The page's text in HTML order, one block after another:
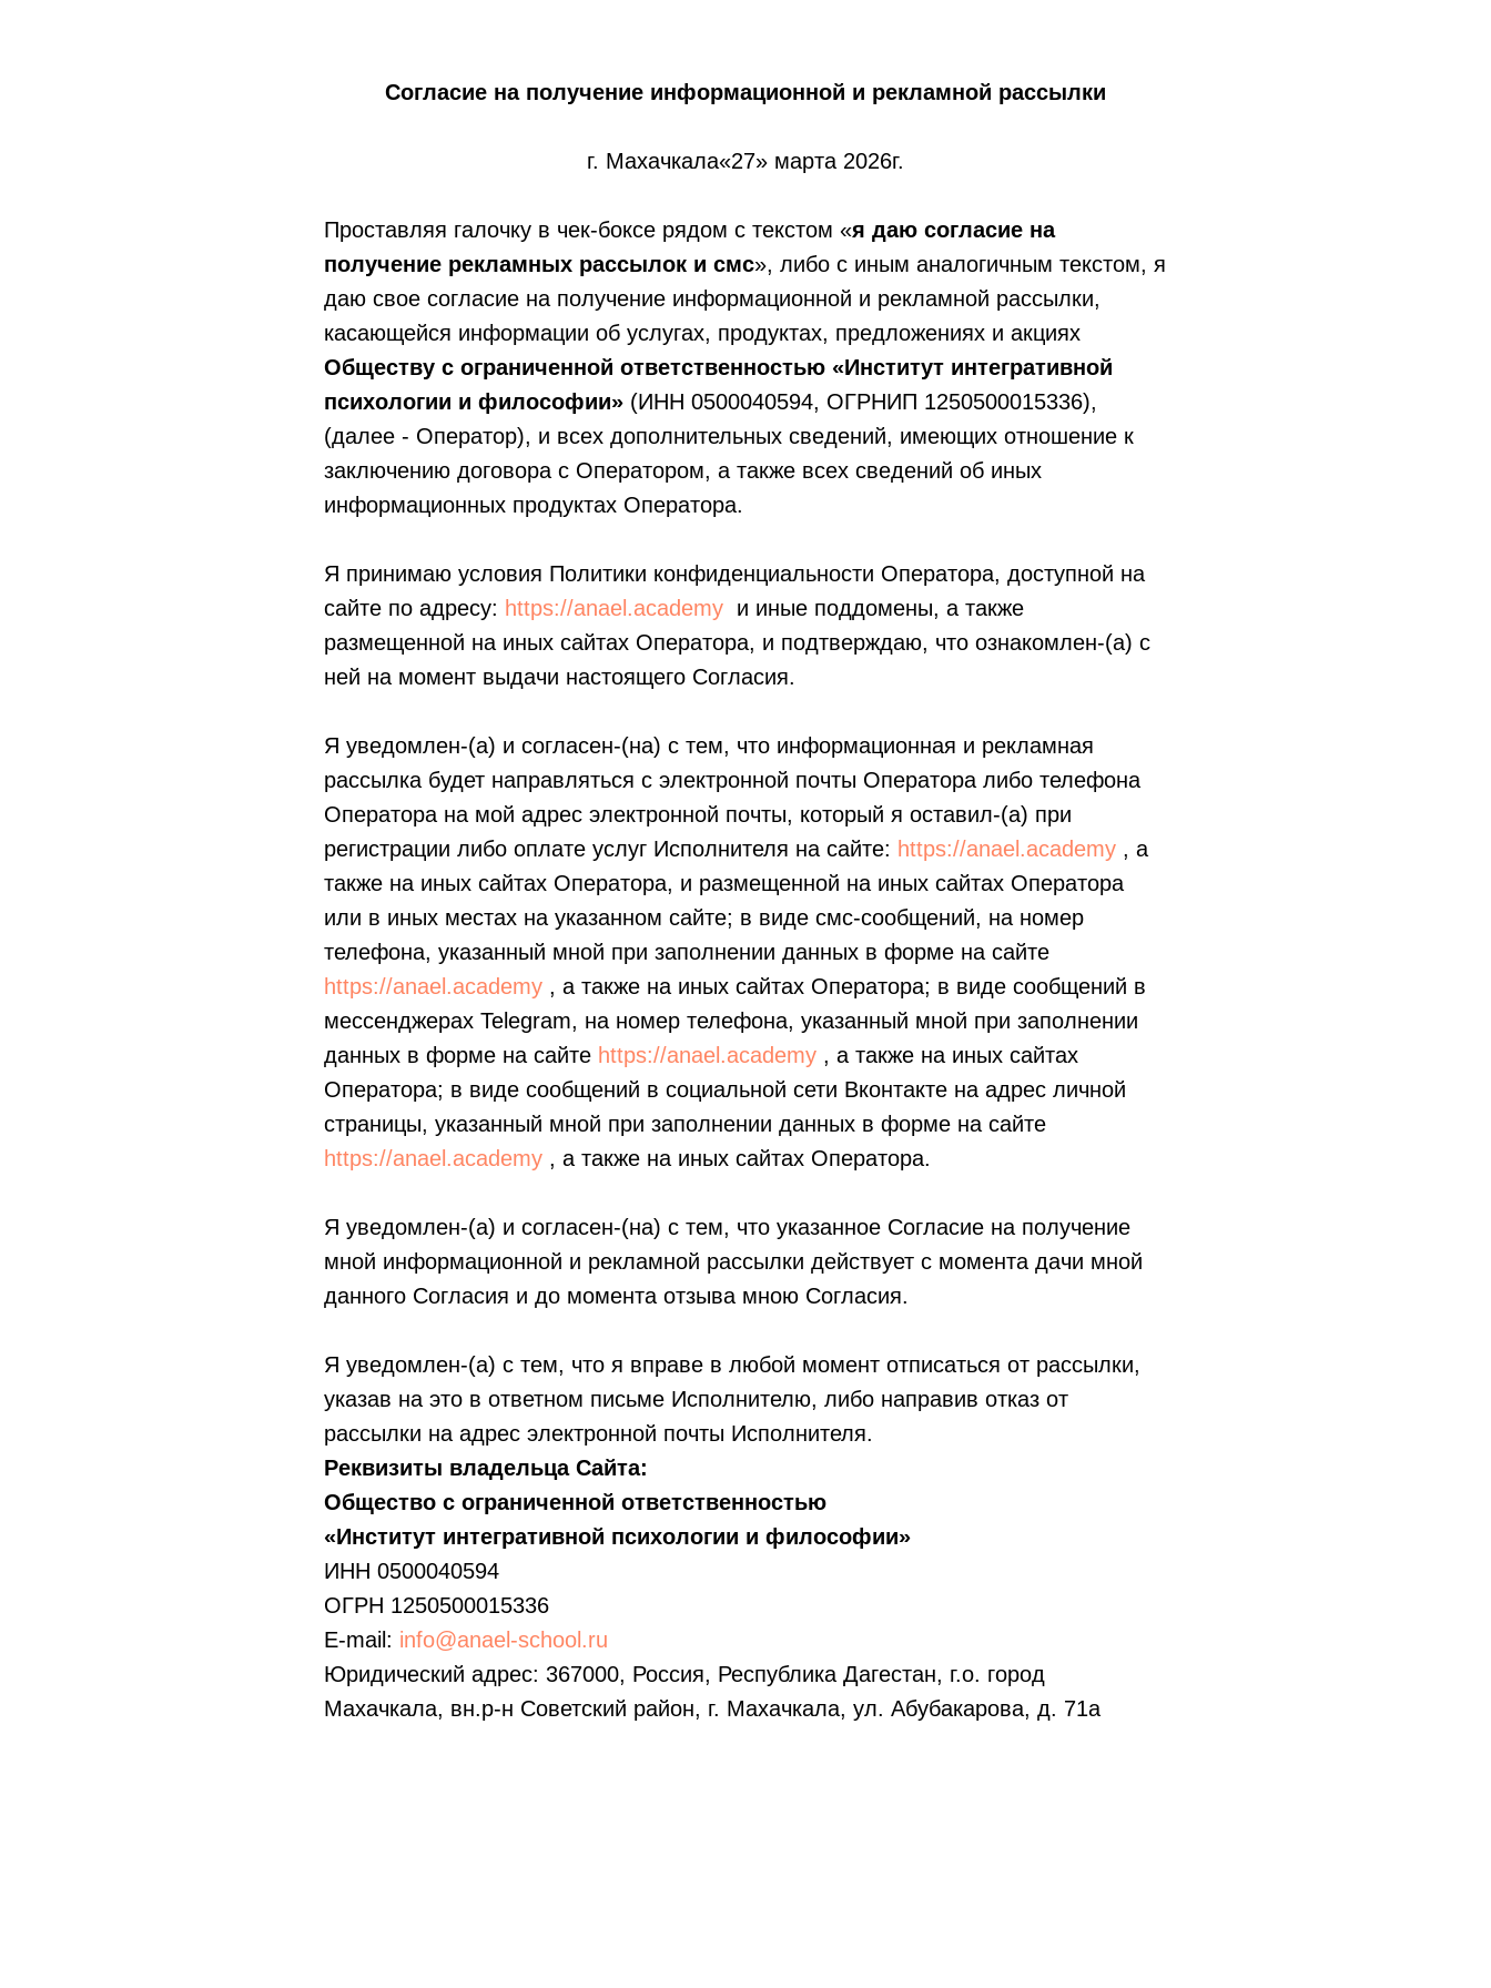
Согласие на получение информационной и рекламной рассылки
г. Махачкала«27» марта 2026г.
Проставляя галочку в чек-боксе рядом с текстом «я даю согласие на
получение рекламных рассылок и смс», либо с иным аналогичным текстом, я
даю свое согласие на получение информационной и рекламной рассылки,
касающейся информации об услугах, продуктах, предложениях и акциях
Обществу с ограниченной ответственностью «Институт интегративной
психологии и философии» (ИНН 0500040594, ОГРНИП 1250500015336),
(далее - Оператор), и всех дополнительных сведений, имеющих отношение к
заключению договора с Оператором, а также всех сведений об иных
информационных продуктах Оператора.
Я принимаю условия Политики конфиденциальности Оператора, доступной на
сайте по адресу: https://anael.academy и иные поддомены, а также
размещенной на иных сайтах Оператора, и подтверждаю, что ознакомлен-(а) с
ней на момент выдачи настоящего Согласия.
Я уведомлен-(а) и согласен-(на) с тем, что информационная и рекламная
рассылка будет направляться с электронной почты Оператора либо телефона
Оператора на мой адрес электронной почты, который я оставил-(а) при
регистрации либо оплате услуг Исполнителя на сайте: https://anael.academy , а
также на иных сайтах Оператора, и размещенной на иных сайтах Оператора
или в иных местах на указанном сайте; в виде смс-сообщений, на номер
телефона, указанный мной при заполнении данных в форме на сайте
https://anael.academy , а также на иных сайтах Оператора; в виде сообщений в
мессенджерах Telegram, на номер телефона, указанный мной при заполнении
данных в форме на сайте https://anael.academy , а также на иных сайтах
Оператора; в виде сообщений в социальной сети Вконтакте на адрес личной
страницы, указанный мной при заполнении данных в форме на сайте
https://anael.academy , а также на иных сайтах Оператора.
Я уведомлен-(а) и согласен-(на) с тем, что указанное Согласие на получение
мной информационной и рекламной рассылки действует с момента дачи мной
данного Согласия и до момента отзыва мною Согласия.
Я уведомлен-(а) с тем, что я вправе в любой момент отписаться от рассылки,
указав на это в ответном письме Исполнителю, либо направив отказ от
рассылки на адрес электронной почты Исполнителя.
Реквизиты владельца Сайта:
Общество с ограниченной ответственностью
«Институт интегративной психологии и философии»
ИНН 0500040594
ОГРН 1250500015336
E-mail: info@anael-school.ru
Юридический адрес: 367000, Россия, Республика Дагестан, г.о. город
Махачкала, вн.р-н Советский район, г. Махачкала, ул. Абубакарова, д. 71а